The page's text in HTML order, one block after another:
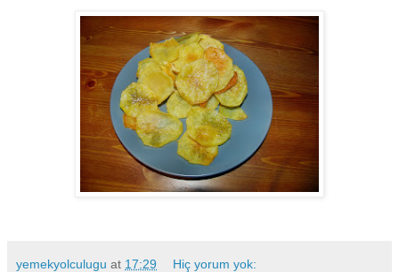
yemekyolculugu at 17:29 Hiç yorum yok: